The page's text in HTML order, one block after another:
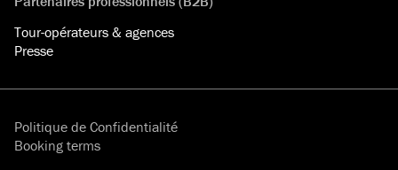
Tour-opérateurs & agences
Presse
Politique de Confidentialité
Booking terms